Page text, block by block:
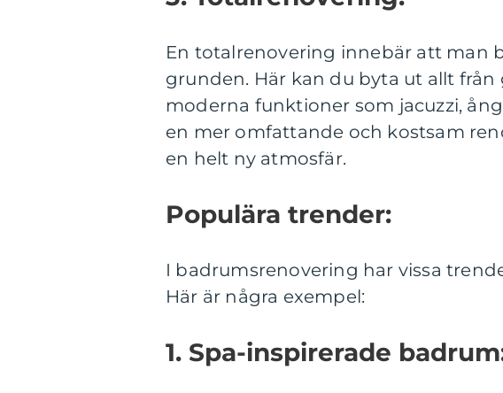
En totalrenovering innebär att man
grunden. Här kan du byta ut allt
moderna funktioner som jacuzzi,
en mer omfattande och kostsam
en helt ny atmosfär.
Populära trender:
I badrumsrenovering har vissa
Här är några exempel:
1. Spa-inspirerade